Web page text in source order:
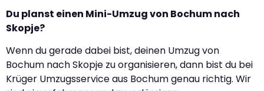
Du planst einen Mini-Umzug von Bochum nach
Skopje?
Wenn du gerade dabei bist, deinen Umzug von
Bochum nach Skopje zu organisieren, dann bist du bei
Krüger Umzugsservice aus Bochum genau richtig. Wir